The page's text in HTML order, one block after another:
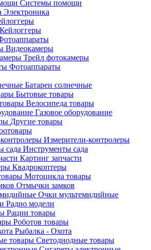
Системы помощи
Электроника
Кейлоггеры
Видеокамеры
Трейл фотокамеры
Фотоаппараты
Батареи солнечные
Бытовые товары
Велосипеда товары
Газовое оборудование
Другие товары
Измерители-контролеры
Инструменты сада
Картинг запчасти
Квадрокоптеры
Мотоцикла товары
Отмычки замков
Очки мультемидийные
Радио модели
Рации товары
Роботов товары
Рыбалка - Охота
Светодиодные товары